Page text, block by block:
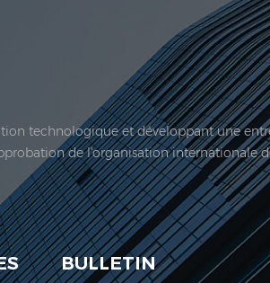
technologique et développant une
de l'organisation internationale
est située ici. En 2006, Jadeur
BULLETIN